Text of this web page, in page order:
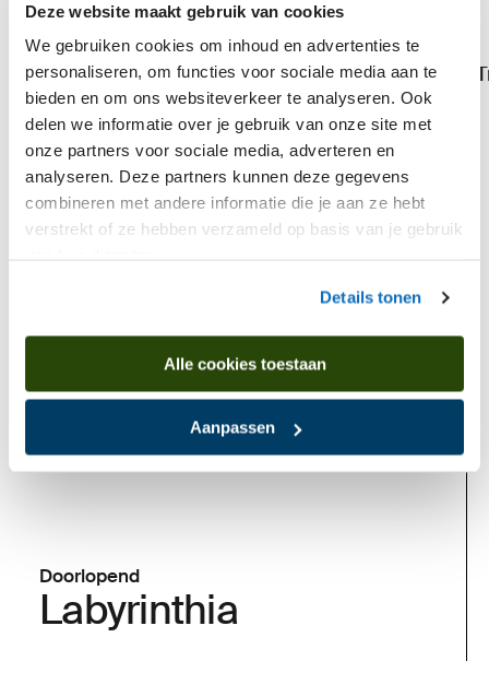
Deze website maakt gebruik van cookies
We gebruiken cookies om inhoud en advertenties te
personaliseren, om functies voor sociale media aan te
bieden en om ons websiteverkeer te analyseren. Ook
delen we informatie over je gebruik van onze site met
onze partners voor sociale media, adverteren en
analyseren. Deze partners kunnen deze gegevens
combineren met andere informatie die je aan ze hebt
verstrekt of ze hebben verzameld op basis van je gebruik
Details tonen
Alle cookies toestaan
Aanpassen
Trechterbeker
Komt voor in
Doorlopend
Labyrinthia